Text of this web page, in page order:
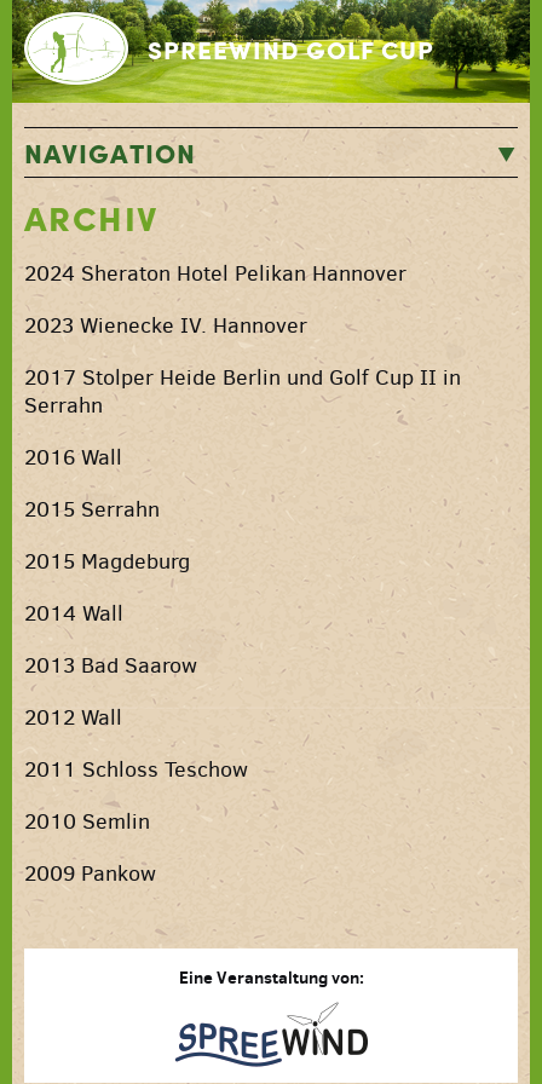
SPREEWIND GOLF CUP
NAVIGATION
STARTSEITE
ANMELDUNG
ANREISE
KONTAKT
ARCHIV
ARCHIV
2024 Sheraton Hotel Pelikan Hannover
2023 Wienecke IV. Hannover
2017 Stolper Heide Berlin und Golf Cup II in
Serrahn
2016 Wall
2015 Serrahn
2015 Magdeburg
2014 Wall
2013 Bad Saarow
2012 Wall
2011 Schloss Teschow
2010 Semlin
2009 Pankow
Eine Veranstaltung von: